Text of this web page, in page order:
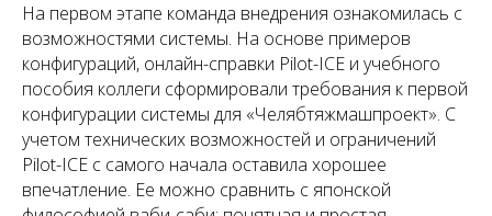
На первом этапе команда внедрения ознакомилась с
возможностями системы. На основе примеров
конфигураций, онлайн-справки Pilot-ICE и учебного
пособия коллеги сформировали требования к первой
конфигурации системы для «Челябтяжмашпроект». С
учетом технических возможностей и ограничений
Pilot-ICE с самого начала оставила хорошее
впечатление. Ее можно сравнить с японской